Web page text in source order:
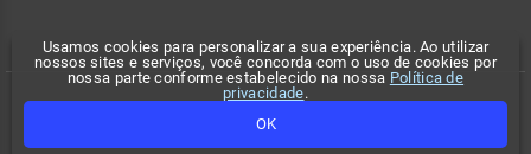
Usamos cookies para personalizar a sua experiência. Ao utilizar
nossos sites e serviços, você concorda com o uso de cookies por
nossa parte conforme estabelecido na nossa Política de
privacidade.
OK
Copyright 2026 - Climatempo. Todos os direitos reservados.